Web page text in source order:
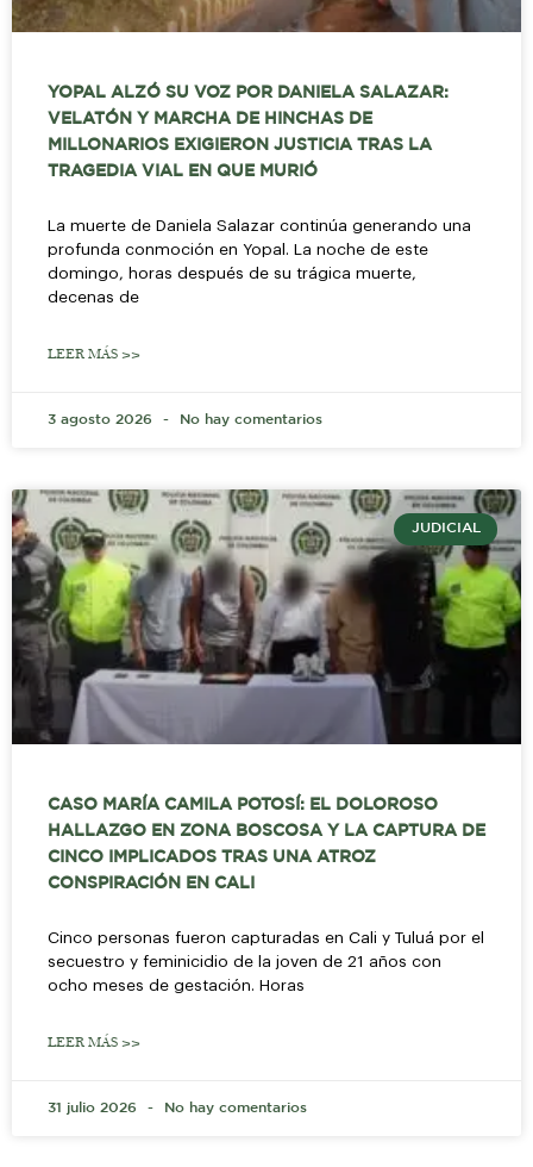
YOPAL ALZÓ SU VOZ POR DANIELA SALAZAR:
VELATÓN Y MARCHA DE HINCHAS DE
MILLONARIOS EXIGIERON JUSTICIA TRAS LA
TRAGEDIA VIAL EN QUE MURIÓ
La muerte de Daniela Salazar continúa generando una
profunda conmoción en Yopal. La noche de este
domingo, horas después de su trágica muerte,
decenas de
LEER MÁS >>
3 agosto 2026 No hay comentarios
JUDICIAL
CASO MARÍA CAMILA POTOSÍ: EL DOLOROSO
HALLAZGO EN ZONA BOSCOSA Y LA CAPTURA DE
CINCO IMPLICADOS TRAS UNA ATROZ
CONSPIRACIÓN EN CALI
Cinco personas fueron capturadas en Cali y Tuluá por el
secuestro y feminicidio de la joven de 21 años con
ocho meses de gestación. Horas
LEER MÁS >>
31 julio 2026 No hay comentarios